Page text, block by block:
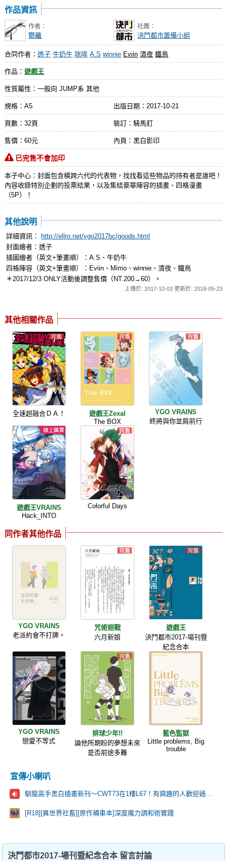
作品資訊
作者：
鬱離
社團：
決鬥都市籌備小組
合同作者：透子 牛奶牛 咪哞 A.S winnie Eviin 清夜 鐵鳥
作品：遊戲王
性質屬性：一般向 JUMP系 其他
規格：A5 出版日期： 2017-10-21
頁數：32頁 裝訂：騎馬釘
售價：60元 內頁：黑白影印
已完售不會加印
本子中心：封面包含橫跨六代的代表物，找找看這些物品的持有者是誰吧！
內容收錄特別企劃的投票結果，以及集結豪華陣容的插畫、四格漫畫
（5P）！
其他說明
詳細資訊：
http://ellro.net/ygo2017bc/goods.html
封面繪者：透子
插圖繪者（英文+筆畫順）：A.S、牛奶牛
四格陣容（英文+筆畫順）：Eviin、Mimo、winnie、清夜、鐵鳥
＊2017/12/3 ONLY活動後調整售價（NT.200→60）。
上傳於: 2017-10-03 更新於: 2018-05-23
其他相關作品
全速超融合ＤＡ！
遊戲王Zexal
The BOX
YGO VRAINS
終將與你並肩前行
遊戲王VRAINS
Hack_INTO
Colorful Days
同作者其他作品
YGO VRAINS
老派約會不打牌。
咒術迴戰
六月新娘
遊戲王
決鬥都市2017-場刊暨
紀念合本
YGO VRAINS
戀愛不等式
排球少年!!
論他所期盼的夢想未來
是否前途多難
藍色監獄
Little problems, Big
trouble
宣傳小喇叭
馴龍高手黑白插畫新刊～CWT73在1樓L67！有興趣的人歡迎過來逛逛！
[R18][異世界社畜][原作補車本]深度魔力調和術實踐
決鬥都市2017-場刊暨紀念合本 留言討論